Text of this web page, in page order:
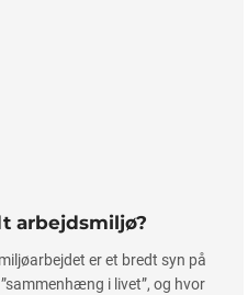
arbejdsmiljø?
er et bredt syn på
i livet”, og hvor